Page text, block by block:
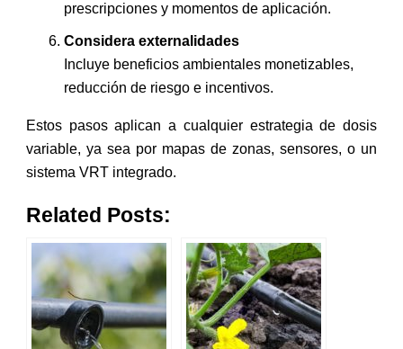
prescripciones y momentos de aplicación.
Considera externalidades
Incluye beneficios ambientales monetizables,
reducción de riesgo e incentivos.
Estos pasos aplican a cualquier estrategia de dosis
variable, ya sea por mapas de zonas, sensores, o un
sistema VRT integrado.
Related Posts: